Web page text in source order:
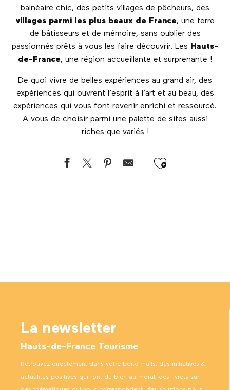
balnéaire chic, des petits villages de pêcheurs, des
villages parmi les plus beaux de France, une terre
de bâtisseurs et de mémoire, sans oublier des
passionnés prêts à vous les faire découvrir. Les Hauts-
de-France, une région accueillante et surprenante !
De quoi vivre de belles expériences au grand air, des
expériences qui ouvrent l’esprit à l’art et au beau, des
expériences qui vous font revenir enrichi et ressourcé.
A vous de choisir parmi une palette de sites aussi
riches que variés !
Ajouter
La newsletter
Hauts-de-France Tourisme
Retrouvez directement dans votre boîte mails, des initiatives &
actualités positives qui font du bien au moral, des livrets sur